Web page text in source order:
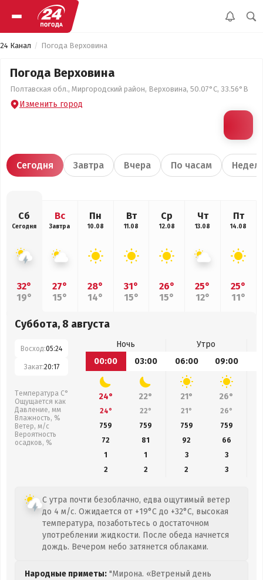
24 Канал Погода Верховина
Погода Верховина
Полтавская обл., Миргородский район, Верховина, 50.07°С, 33.56°В
Изменить город
Сегодня Завтра Вчера По часам
Сб
Сегодня
32°
19°
Вс
Завтра
27°
15°
Пн
10.08
28°
14°
Вт
11.08
31°
15°
Ср
12.08
26°
15°
Чт
13.08
25°
12°
Пт
14.08
25°
11°
Суббота, 8 августа
Восход:05:24
Закат:20:17
Температура С°
Ощущается как
Давление, мм
Влажность, %
Ветер, м/с
Вероятность
осадков, %
Ночь
Утро
00:00
03:00 06:00 09:00
24° 22° 21° 26°
24° 22° 21° 26°
759
759 759 759
72
81 92 66
1
1 3
3
2
2 2 3
С утра почти безоблачно, едва ощутимый ветер
до 4 м/с. Ожидается от +19°C до +32°C, высокая
температура, позаботьтесь о достаточном
употреблении жидкости. После обеда начнется
дождь. Вечером небо затянется облаками.
Народные приметы: "Мирона. «Ветреный день